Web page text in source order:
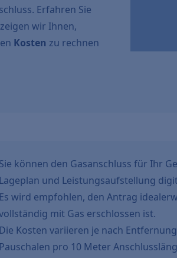
Erfahren Sie
wir Ihnen,
Kosten zu rechnen
Sie können den Gasanschluss für Ihr
Lageplan und Leistungsaufstellung
Es wird empfohlen, den Antrag
mit Gas erschlossen ist.
Die Kosten variieren je nach
Pauschalen pro 10 Meter